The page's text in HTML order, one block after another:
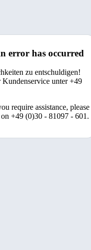
error has occurred
zu entschuldigen!
unter +49
require assistance, please
+49 (0)30 - 81097 - 601.